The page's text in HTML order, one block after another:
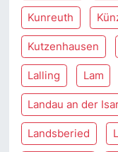
Kunreuth
Kutzenhausen
Lalling Lam
Landau an der
Landsberied